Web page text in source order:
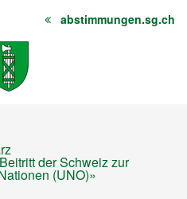
Startseite
Sitemap abstimmungen.sg.ch
der Schweiz zur
(UNO)»